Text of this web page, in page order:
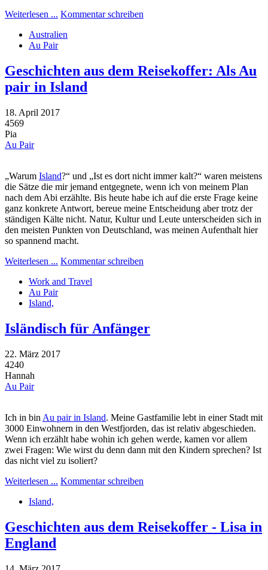
Weiterlesen ... Kommentar schreiben
Australien
Au Pair
Geschichten aus dem Reisekoffer: Als Au
pair in Island
18. April 2017
4569
Pia
Au Pair
„Warum Island?“ und „Ist es dort nicht immer kalt?“ waren meistens
die Sätze die mir jemand entgegnete, wenn ich von meinem Plan
nach dem Abi erzählte. Bis heute habe ich auf die erste Frage keine
ganz konkrete Antwort, bereue meine Entscheidung aber trotz der
ständigen Kälte nicht. Natur, Kultur und Leute unterscheiden sich in
den meisten Punkten von Deutschland, was meinen Aufenthalt hier
so spannend macht.
Weiterlesen ... Kommentar schreiben
Work and Travel
Au Pair
Island,
Isländisch für Anfänger
22. März 2017
4240
Hannah
Au Pair
Ich in bin Au pair in Island. Meine Gastfamilie lebt in einer Stadt mit
3000 Einwohnern in den Westfjorden, das ist relativ abgeschieden.
Wenn ich erzählt habe wohin ich gehen werde, kamen vor allem
zwei Fragen: Wie wirst du denn dann mit den Kindern sprechen? Ist
das nicht viel zu isoliert?
Weiterlesen ... Kommentar schreiben
Island,
Geschichten aus dem Reisekoffer - Lisa in
England